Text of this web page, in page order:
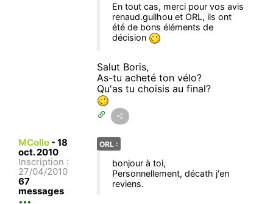
En tout cas, merci pour vos avis
renaud.guilhou et ORL, ils ont
été de bons éléments de
décision
Salut Boris,
As-tu acheté ton vélo?
Qu'as tu choisis au final?
MCollo - 18
oct. 2010
Inscription :
27/04/2010
67
messages
ORL :
bonjour à toi,
Personnellement, décath j'en
reviens.